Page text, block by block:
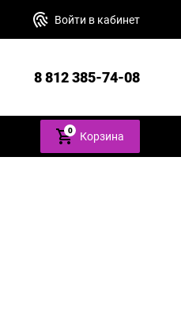
Войти в кабинет
8 812 385-74-08
0 Корзина